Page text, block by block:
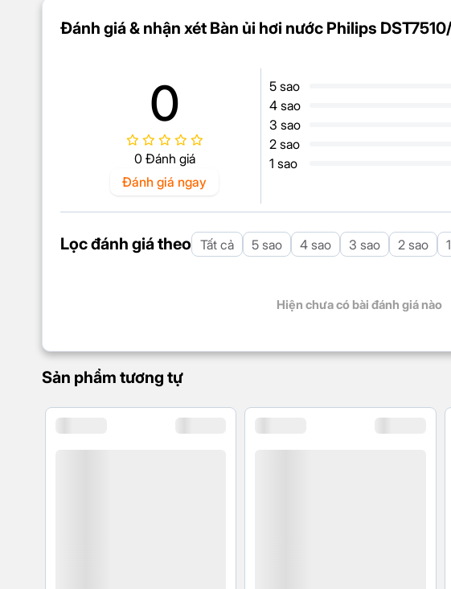
chống trầy xước tối ưu. Mặt đế này giúp bàn ủi lướt nhẹ nhàng trên
lụa đến các loại vải tổng hợp, bảo vệ sợi vải khỏi bị hư hại hoặc cháy
Thiết kế mặt đế còn giúp truyền nhiệt đều và giữ nhiệt tốt, giúp tăng
dụng. Nhờ vậy, bạn sẽ dễ dàng làm phẳng mọi nếp nhăn cứng đầu
và nhẹ nhàng.
Công suất 3200W làm nóng
mẽ
Đánh giá & nhận xét Bàn ủi hơi nước Philips
0
0 Đánh giá
Đánh giá ngay
5 sao
4 sao
3 sao
2 sao
1 sao
Lọc đánh giá theo Tất cả 5 sao 4 sao 3 sao 2 sao
Hiện chưa có bài đánh giá nào
Sản phẩm tương tự